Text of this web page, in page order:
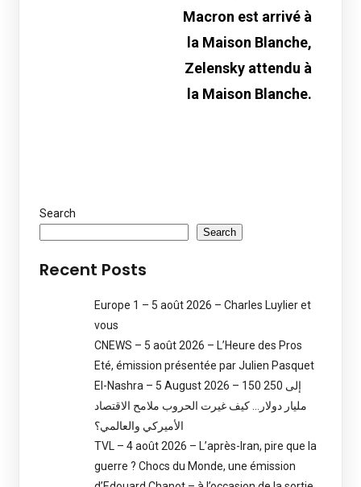
Macron est arrivé à
la Maison Blanche,
Zelensky attendu à
la Maison Blanche.
Search
Search
Recent Posts
Europe 1 – 5 août 2026 – Charles Luylier et
vous
CNEWS – 5 août 2026 – L’Heure des Pros
Eté, émission présentée par Julien Pasquet
El-Nashra – 5 August 2026 – 150 إلى 250
مليار دولار… كيف غيرت الحروب ملامح الاقتصاد
الأميركي والعالمي؟
TVL – 4 août 2026 – L’après-Iran, pire que la
guerre ? Chocs du Monde, une émission